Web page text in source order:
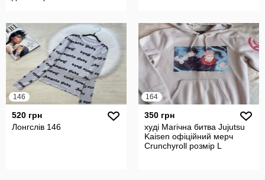
146
520 грн
Лонгслів 146
164
350 грн
худі Магічна битва Jujutsu
Kaisen офіційний мерч
Crunchyroll розмір L